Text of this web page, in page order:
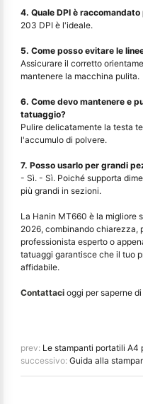
4. Quale DPI è
203 DPI è l'ideale.
5. Come posso evitare le
Assicurare il corretto
mantenere la macchina pulita.
6. Come devo mantenere e
tatuaggio?
Pulire delicatamente la testa
l'accumulo di polvere.
7. Posso usarlo per grandi
- Sì. - Sì. Poiché supporta
più grandi in sezioni.
La Hanin MT660 è la migliore
2026, combinando chiarezza,
professionista esperto o
tatuaggi garantisce che il tuo
affidabile.
Contattaci oggi per saperne
prev: Le stampanti portatili A4
successivo: Guida alla stampante di